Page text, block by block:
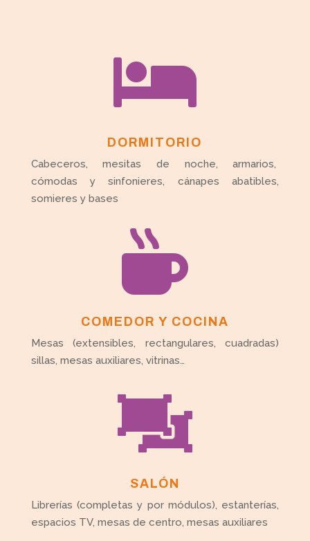

DORMITORIO
Cabeceros, mesitas de noche, armarios,
cómodas y sinfonieres, cánapes abatibles,
somieres y bases

COMEDOR Y COCINA
Mesas (extensibles, rectangulares, cuadradas)
sillas, mesas auxiliares, vitrinas…

SALÓN
Librerías (completas y por módulos), estanterías,
espacios TV, mesas de centro, mesas auxiliares